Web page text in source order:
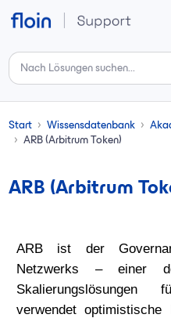
Zum hauptsächlichen Inhalt
Start Wissensdatenbank
ARB (Arbitrum Token)
ARB (Arbitrum
ARB ist der
Netzwerks – einer
verwendetoptimistische